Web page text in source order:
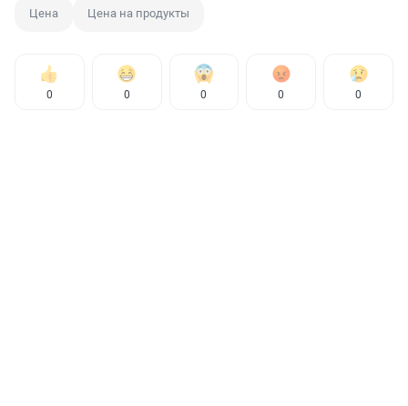
Цена Цена на продукты
0 0 0 0 0